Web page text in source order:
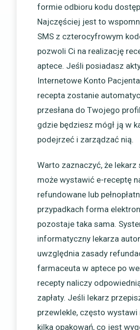
formie odbioru kodu
Najczęściej jest to
SMS z czterocyfrowym
pozwoli Ci na realizację
aptece. Jeśli posiadasz
Internetowe Konto
recepta zostanie
przesłana do Twojego
gdzie będziesz mógł ją w
podejrzeć i zarządzać nią.
Warto zaznaczyć, że lekarz
może wystawić e-receptę
refundowane lub
przypadkach forma
pozostaje taka sama.
informatyczny lekarza
uwzględnia zasady
farmaceuta w aptece po
recepty naliczy
zapłaty. Jeśli lekarz
przewlekle, często wystawi
kilka opakowań, co jest